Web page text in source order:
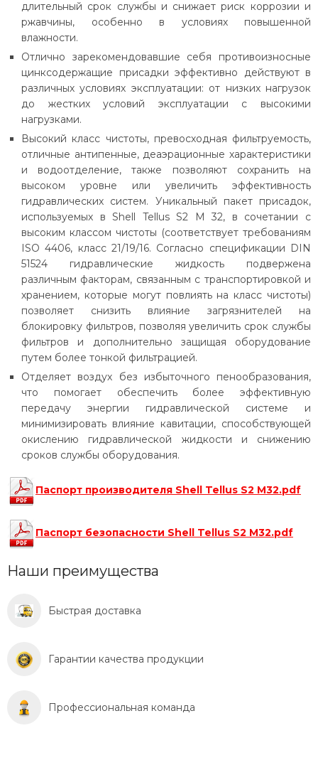
длительный срок службы и снижает риск коррозии и
ржавчины, особенно в условиях повышенной
влажности.
Отлично зарекомендовавшие себя противоизносные
цинксодержащие присадки эффективно действуют в
различных условиях эксплуатации: от низких нагрузок
до жестких условий эксплуатации с высокими
нагрузками.
Высокий класс чистоты, превосходная фильтруемость,
отличные антипенные, деаэрационные характеристики
и водоотделение, также позволяют сохранить на
высоком уровне или увеличить эффективность
гидравлических систем. Уникальный пакет присадок,
используемых в Shell Tellus S2 M 32, в сочетании с
высоким классом чистоты (соответствует требованиям
ISO 4406, класс 21/19/16. Согласно спецификации DIN
51524 гидравлические жидкость подвержена
различным факторам, связанным с транспортировкой и
хранением, которые могут повлиять на класс чистоты)
позволяет снизить влияние загрязнителей на
блокировку фильтров, позволяя увеличить срок службы
фильтров и дополнительно защищая оборудование
путем более тонкой фильтрацией.
Отделяет воздух без избыточного пенообразования,
что помогает обеспечить более эффективную
передачу энергии гидравлической системе и
минимизировать влияние кавитации, способствующей
окислению гидравлической жидкости и снижению
сроков службы оборудования.
Паспорт производителя Shell Tellus S2 M32.pdf
Паспорт безопасности Shell Tellus S2 M32.pdf
Наши преимущества
Быстрая доставка
Гарантии качества продукции
Профессиональная команда